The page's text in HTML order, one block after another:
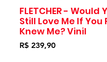
FLETCHER - Would
Still Love Me If You
Knew Me? Vinil
R$ 239,90Preço